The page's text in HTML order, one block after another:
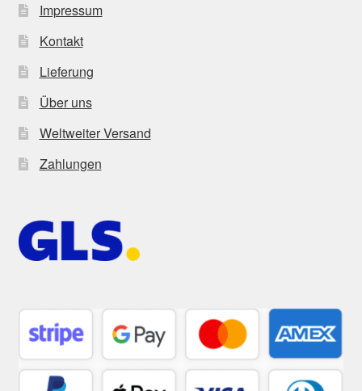
Impressum
Kontakt
Lieferung
Über uns
Weltweiter Versand
Zahlungen